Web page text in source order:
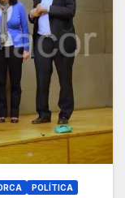
POLÍTICA